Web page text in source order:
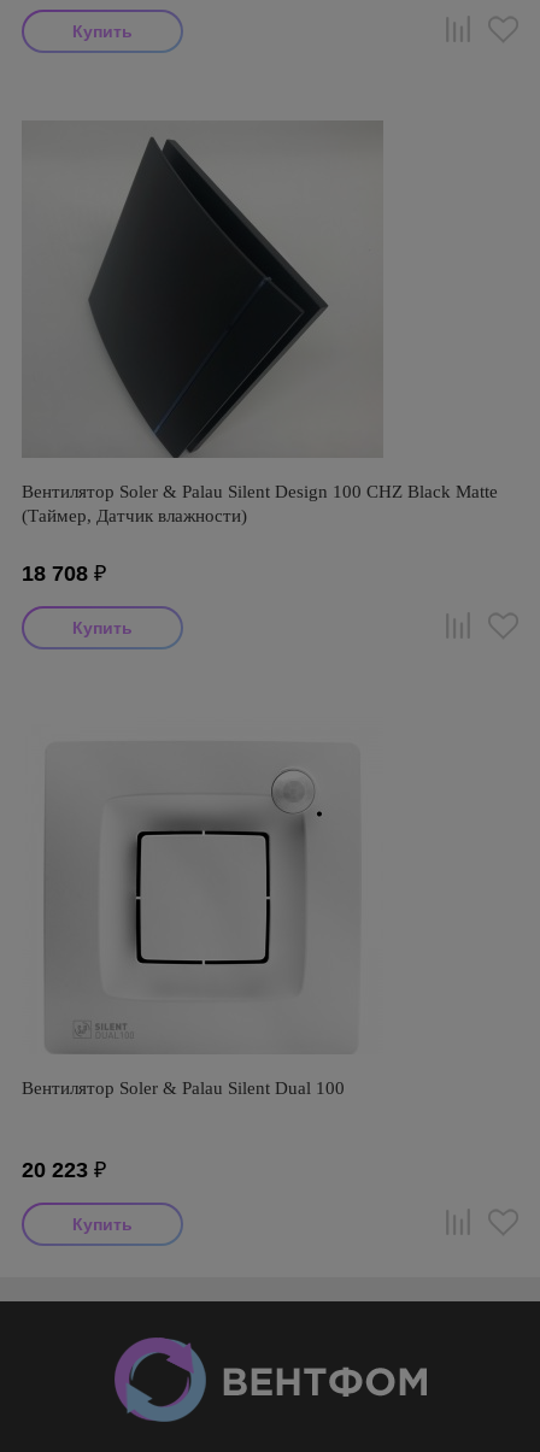
Вентилятор Soler & Palau Silent Design 100 CHZ Black Matte
(Таймер, Датчик влажности)
18 708 ₽
Вентилятор Soler & Palau Silent Dual 100
20 223 ₽